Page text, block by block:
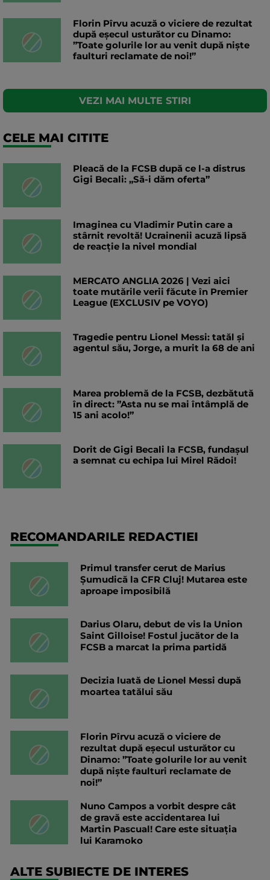
Florin Pîrvu acuză o viciere de rezultat
după eșecul usturător cu Dinamo:
”Toate golurile lor au venit după niște
faulturi reclamate de noi!”
VEZI MAI MULTE STIRI
CELE MAI CITITE
Pleacă de la FCSB după ce l-a distrus
Gigi Becali: „Să-i dăm oferta”
Imaginea cu Vladimir Putin care a
stârnit revoltă! Ucrainenii acuză lipsă
de reacție la nivel mondial
MERCATO ANGLIA 2026 | Vezi aici
toate mutările verii făcute în Premier
League (EXCLUSIV pe VOYO)
Tragedie pentru Lionel Messi: tatăl și
agentul său, Jorge, a murit la 68 de ani
Marea problemă de la FCSB, dezbătută
în direct: ”Asta nu se mai întâmplă de
15 ani acolo!”
Dorit de Gigi Becali la FCSB, fundașul
a semnat cu echipa lui Mirel Rădoi!
RECOMANDARILE REDACTIEI
Primul transfer cerut de Marius
Șumudică la CFR Cluj! Mutarea este
aproape imposibilă
Darius Olaru, debut de vis la Union
Saint Gilloise! Fostul jucător de la
FCSB a marcat la prima partidă
Decizia luată de Lionel Messi după
moartea tatălui său
Florin Pîrvu acuză o viciere de
rezultat după eșecul usturător cu
Dinamo: ”Toate golurile lor au venit
după niște faulturi reclamate de
noi!”
Nuno Campos a vorbit despre cât
de gravă este accidentarea lui
Martin Pascual! Care este situația
lui Karamoko
ALTE SUBIECTE DE INTERES